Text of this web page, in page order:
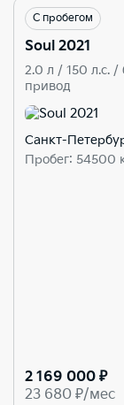
С пробегом
Soul 2021
2.0 л / 150 л.c.
привод
Санкт-
Пробег: 54500
2 169 000 ₽
23 680 ₽/мес